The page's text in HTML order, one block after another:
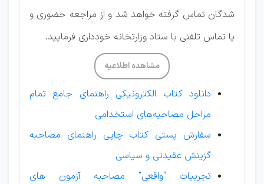
شدگان تماس گرفته خواهد شد و از مراجعه حضوری و
یا تماس تلفنی با ستاد وزارتخانه خودداری فرمایید.
مشاهده اطلاعیه
دانلود کتاب الکترونیکی راهنمای جامع تمام
مراحل مصاحبه‌های استخدامی
سفارش پستی کتاب چاپی راهنمای مصاحبه
گزینش عقیدتی و سیاسی
تجربیات "واقعی" مصاحبه آزمون های